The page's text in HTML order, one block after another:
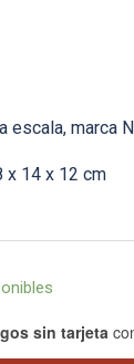
escala, marca
x 14 x 12 cm
sin tarjeta